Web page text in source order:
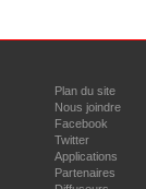
Plan du site
Nous joindre
Facebook
Twitter
Applications
Partenaires